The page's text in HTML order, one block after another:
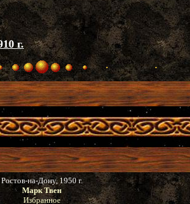
г.
Ростов-на-Дону, 1950 г.
Марк Твен
Избранное